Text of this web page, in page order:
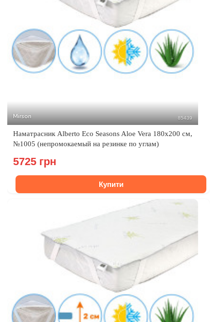
Mirson 85439
Наматрасник Alberto Eco Seasons Aloe Vera 180x200 см,
№1005 (непромокаемый на резинке по углам)
5725 грн
Купити